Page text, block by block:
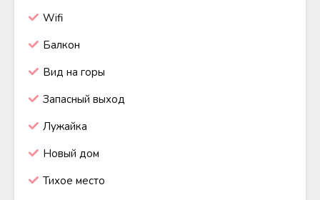
Wifi
Балкон
Вид на горы
Запасный выход
Лужайка
Новый дом
Тихое место